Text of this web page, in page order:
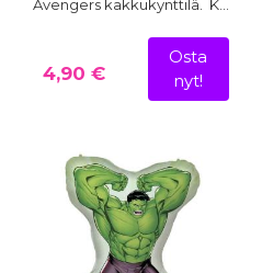
Avengers kakkukynttilä. K…
4,90 €
Osta
nyt!